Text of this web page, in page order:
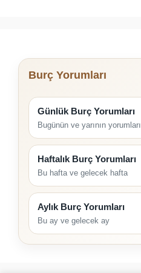
Burç Yorumları
Günlük Burç Yorumları
Bugünün ve yarının yorumları
Haftalık Burç Yorumları
Bu hafta ve gelecek hafta
Aylık Burç Yorumları
Bu ay ve gelecek ay